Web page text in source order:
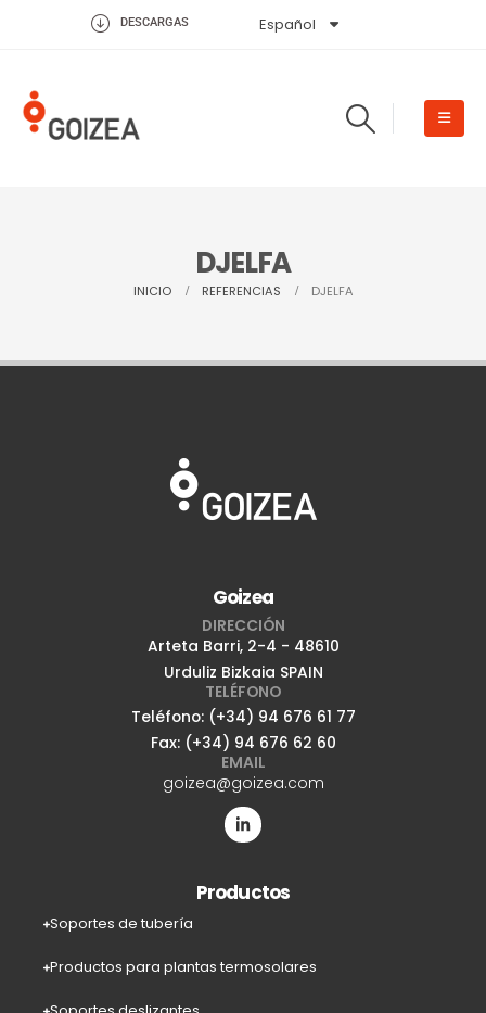
DESCARGAS Español
English
DJELFA
INICIO REFERENCIAS DJELFA
Goizea
DIRECCIÓN
Arteta Barri, 2-4 - 48610
Urduliz Bizkaia SPAIN
TELÉFONO
Teléfono: (+34) 94 676 61 77
Fax: (+34) 94 676 62 60
EMAIL
goizea@goizea.com
Productos
Soportes de tubería
Productos para plantas termosolares